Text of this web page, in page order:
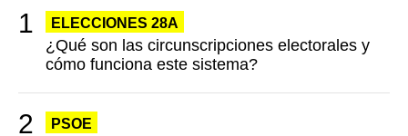
ELECCIONES 28A
¿Qué son las circunscripciones electorales y
cómo funciona este sistema?
PSOE